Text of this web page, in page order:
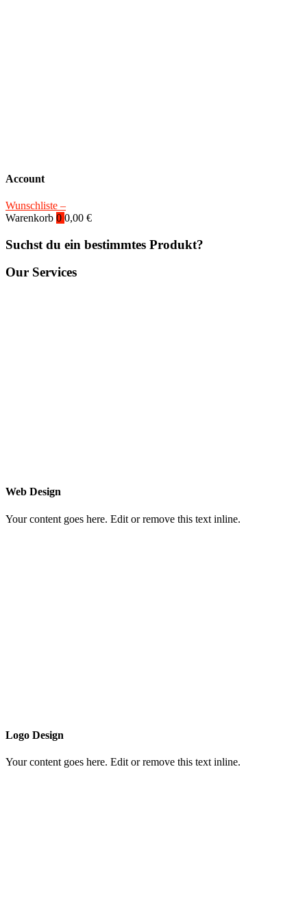
Account
Wunschliste –
Warenkorb 0 0,00 €
Suchst du ein bestimmtes Produkt?
Our Services
Web Design
Your content goes here. Edit or remove this text inline.
Logo Design
Your content goes here. Edit or remove this text inline.